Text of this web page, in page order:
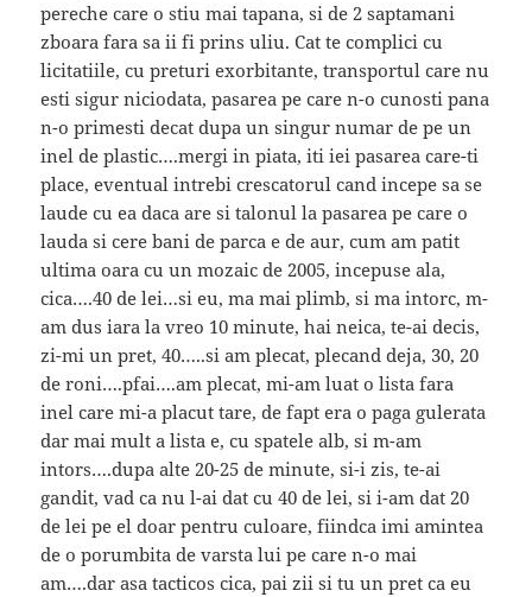
pereche care o stiu mai tapana, si de 2 saptamani
zboara fara sa ii fi prins uliu. Cat te complici cu
licitatiile, cu preturi exorbitante, transportul care nu
esti sigur niciodata, pasarea pe care n-o cunosti pana
n-o primesti decat dupa un singur numar de pe un
inel de plastic….mergi in piata, iti iei pasarea care-ti
place, eventual intrebi crescatorul cand incepe sa se
laude cu ea daca are si talonul la pasarea pe care o
lauda si cere bani de parca e de aur, cum am patit
ultima oara cu un mozaic de 2005, incepuse ala,
cica….40 de lei…si eu, ma mai plimb, si ma intorc, m-
am dus iara la vreo 10 minute, hai neica, te-ai decis,
zi-mi un pret, 40…..si am plecat, plecand deja, 30, 20
de roni….pfai….am plecat, mi-am luat o lista fara
inel care mi-a placut tare, de fapt era o paga gulerata
dar mai mult a lista e, cu spatele alb, si m-am
intors….dupa alte 20-25 de minute, si-i zis, te-ai
gandit, vad ca nu l-ai dat cu 40 de lei, si i-am dat 20
de lei pe el doar pentru culoare, fiindca imi amintea
de o porumbita de varsta lui pe care n-o mai
am….dar asa tacticos cica, pai zii si tu un pret ca eu